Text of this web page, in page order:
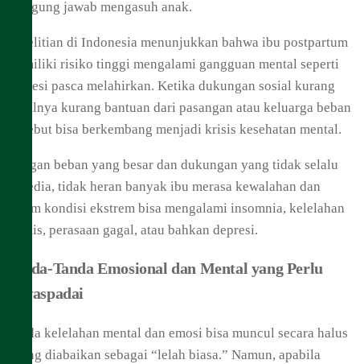
tanggung jawab mengasuh anak.
Penelitian di Indonesia menunjukkan bahwa ibu postpartum
memiliki risiko tinggi mengalami gangguan mental seperti
depresi pasca melahirkan. Ketika dukungan sosial kurang
misalnya kurang bantuan dari pasangan atau keluarga beban
tersebut bisa berkembang menjadi krisis kesehatan mental.
Dengan beban yang besar dan dukungan yang tidak selalu
tersedia, tidak heran banyak ibu merasa kewalahan dan
dalam kondisi ekstrem bisa mengalami insomnia, kelelahan
kronis, perasaan gagal, atau bahkan depresi.
Tanda-Tanda Emosional dan Mental yang Perlu
Diwaspadai
Tanda kelelahan mental dan emosi bisa muncul secara halus
sering diabaikan sebagai “lelah biasa.” Namun, apabila